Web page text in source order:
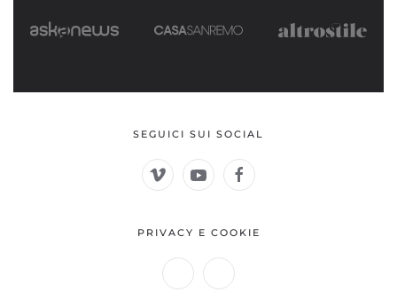
SEGUICI SUI SOCIAL
PRIVACY E COOKIE